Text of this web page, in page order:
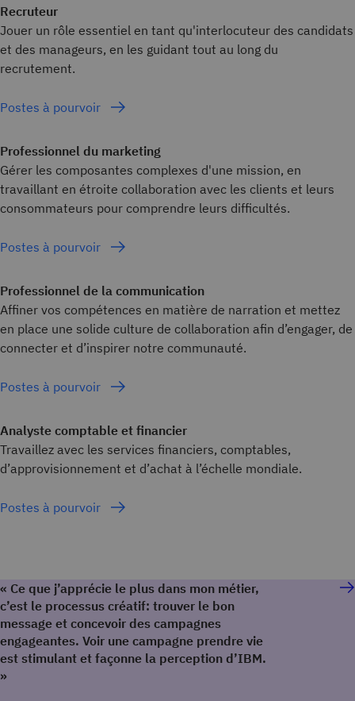
Recruteur
Jouer un rôle essentiel en tant qu'interlocuteur des candidats
et des manageurs, en les guidant tout au long du
recrutement.
Postes à pourvoir
Professionnel du marketing
Gérer les composantes complexes d'une mission, en
travaillant en étroite collaboration avec les clients et leurs
consommateurs pour comprendre leurs difficultés.
Postes à pourvoir
Professionnel de la communication
Affiner vos compétences en matière de narration et mettez
en place une solide culture de collaboration afin d’engager, de
connecter et d’inspirer notre communauté.
Postes à pourvoir
Analyste comptable et financier
Travaillez avec les services financiers, comptables,
d’approvisionnement et d’achat à l’échelle mondiale.
Postes à pourvoir
« Ce que j’apprécie le plus dans mon métier,
c’est le processus créatif: trouver le bon
message et concevoir des campagnes
engageantes. Voir une campagne prendre vie
est stimulant et façonne la perception d’IBM.
»